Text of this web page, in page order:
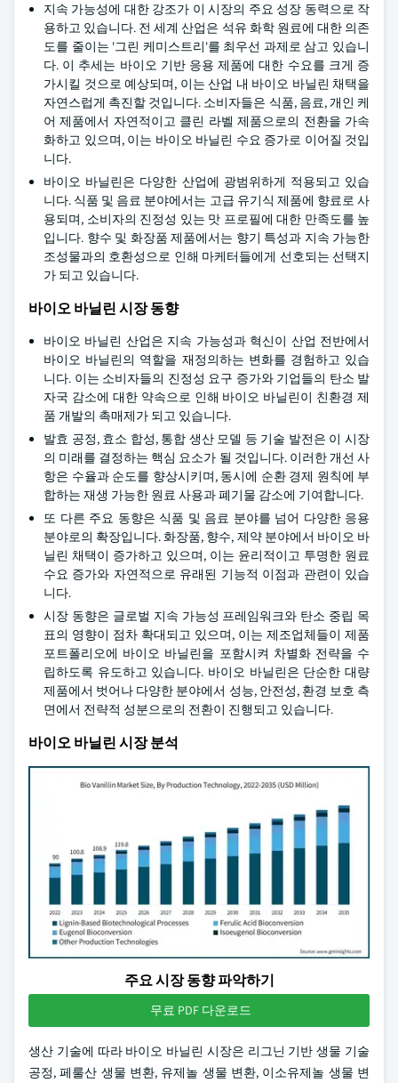
지속 가능성에 대한 강조가 이 시장의 주요 성장 동력으로 작
용하고 있습니다. 전 세계 산업은 석유 화학 원료에 대한 의존
도를 줄이는 '그린 케미스트리'를 최우선 과제로 삼고 있습니
다. 이 추세는 바이오 기반 응용 제품에 대한 수요를 크게 증
가시킬 것으로 예상되며, 이는 산업 내 바이오 바닐린 채택을
자연스럽게 촉진할 것입니다. 소비자들은 식품, 음료, 개인 케
어 제품에서 자연적이고 클린 라벨 제품으로의 전환을 가속
화하고 있으며, 이는 바이오 바닐린 수요 증가로 이어질 것입
니다.
바이오 바닐린은 다양한 산업에 광범위하게 적용되고 있습
니다. 식품 및 음료 분야에서는 고급 유기식 제품에 향료로 사
용되며, 소비자의 진정성 있는 맛 프로필에 대한 만족도를 높
입니다. 향수 및 화장품 제품에서는 향기 특성과 지속 가능한
조성물과의 호환성으로 인해 마케터들에게 선호되는 선택지
가 되고 있습니다.
바이오 바닐린 시장 동향
바이오 바닐린 산업은 지속 가능성과 혁신이 산업 전반에서
바이오 바닐린의 역할을 재정의하는 변화를 경험하고 있습
니다. 이는 소비자들의 진정성 요구 증가와 기업들의 탄소 발
자국 감소에 대한 약속으로 인해 바이오 바닐린이 친환경 제
품 개발의 촉매제가 되고 있습니다.
발효 공정, 효소 합성, 통합 생산 모델 등 기술 발전은 이 시장
의 미래를 결정하는 핵심 요소가 될 것입니다. 이러한 개선 사
항은 수율과 순도를 향상시키며, 동시에 순환 경제 원칙에 부
합하는 재생 가능한 원료 사용과 폐기물 감소에 기여합니다.
또 다른 주요 동향은 식품 및 음료 분야를 넘어 다양한 응용
분야로의 확장입니다. 화장품, 향수, 제약 분야에서 바이오 바
닐린 채택이 증가하고 있으며, 이는 윤리적이고 투명한 원료
수요 증가와 자연적으로 유래된 기능적 이점과 관련이 있습
니다.
시장 동향은 글로벌 지속 가능성 프레임워크와 탄소 중립 목
표의 영향이 점차 확대되고 있으며, 이는 제조업체들이 제품
포트폴리오에 바이오 바닐린을 포함시켜 차별화 전략을 수
립하도록 유도하고 있습니다. 바이오 바닐린은 단순한 대량
제품에서 벗어나 다양한 분야에서 성능, 안전성, 환경 보호 측
면에서 전략적 성분으로의 전환이 진행되고 있습니다.
바이오 바닐린 시장 분석
주요 시장 동향 파악하기
무료 PDF 다운로드
생산 기술에 따라 바이오 바닐린 시장은 리그닌 기반 생물 기술
공정, 페룰산 생물 변환, 유제놀 생물 변환, 이소유제놀 생물 변